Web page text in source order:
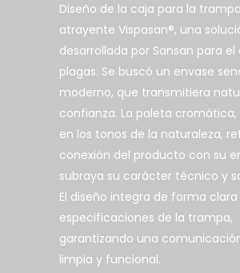
Diseño de la caja para la
atrayente Vispasan®, una
desarrollada por Sansan para
plagas. Se buscó un envase
moderno, que transmitiera
confianza. La paleta cromática,
en los tonos de la naturaleza,
conexión del producto con su
subraya su carácter técnico y
El diseño integra de forma
especificaciones de la trampa,
garantizando una
limpia y funcional.